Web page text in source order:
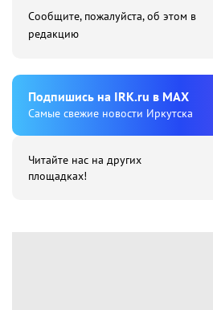
Сообщите, пожалуйста, об этом в
редакцию
Подпишиcь на IRK.ru в MAX
Cамые свежие новости Иркутска
Читайте нас на других
площадках!